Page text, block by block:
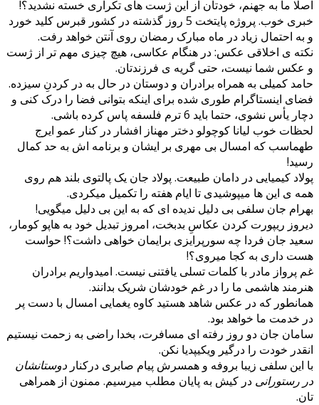
اصلا ما به جهنم، خودتان از این ژست های تکراری خسته نشدید؟!
خبری خوب. پروژه پایتخت 5 روز گذشته در کشور قبرس کلید خورد
و به احتمال زیاد در ماه مبارک رمضان روی آنتن خواهد رفت.
نکته ی اخلاقی عکس: در هنگام عکاسی، هیچ چیزی مهم تر از ژست
و عکس شما نیست، حتی گریه ی فرزندتان.
حامد کمیلی به همراه برادران و دوستان در حال به در کردنِ سیزده.
فضای اینستاگرام طوری شده برای اینکه بتوانی فضا را درک کنی و
دچار یأس نشوی، حتما باید 6 ترم فلسفه پاس کرده باشی.
لحظات خوب لیانا کوچولو دختر مهناز افشار در کنار عمو ایرج
طهماسب که امسال بی مهری بر ایشان و برنامه اش به حد کمال
رسید!
پولاد کیمیایی در دامان طبیعت. پولاد جان یک پالتوی بلند هم روی
همه ی این ها میپوشیدی تا ایام هفته را تکمیل میکردی.
بهرام جان سلفی بی دلیل ندیده ای که به این بی دلیل میگویی!
دیروز ریپورت کردن عکاسِ بدبخت، امروز تبدیل خود به هاپو کومار،
سعید جان فردا چه سورپرایزی برایمان خواهی داشت؟! حواست
هست داری به کجا میروی؟!
غم پرواز مادر با کلمات تسلی یافتنی نیست. امیدواریم برادران
هنرمند هاشمی ما را در غم خودشان شریک بدانند.
همانطور که در عکس شاهد هستید کاوه یغمایی امسال با دست پر
در خدمت ما خواهد بود.
سامان جان دو روز رفته ای مسافرت، بخدا راضی به زحمت نیستیم
انقدر خودت را درگیر ویکیپدیا نکن.
با این سلفی زیبا بروفه و همسرش پیام صابری درکنار دوستانشان
در رستورانی در کیش به پایان مطلب میرسیم. ممنون از همراهی
تان.